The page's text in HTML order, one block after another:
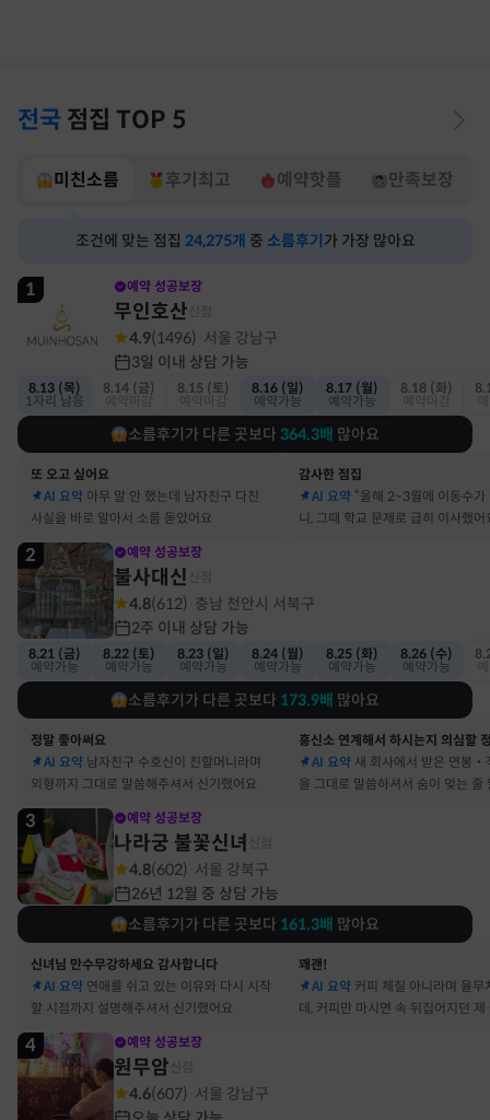
전국 점집 TOP 5
미친소름 후기최고 예약핫플 만족보장
조건에 맞는 점집 24,275개 중 소름후기 가 가장 많아요
1 예약 성공보장
무인호산
4.9(1496) 서울 강남구
3일 이내 상담 가능
8.13 (목)
1자리 남음
8.14 (금)
8.15 (토)
8.16 (일)
예약가능
8.17 (월)
예약가능
8.18 (화)
소름후기가 다른 곳보다 364.3배 많아요
또 오고 싶어요
AI 요약 아무 말 안 했는데 남자친구 다친
사실을 바로 알아서 소름 돋았어요
감사한 점집
AI 요약 “올해 2~3월에 이동수가
니, 그때 학교 문제로 급히 이사했어
2 예약 성공보장
불사대신
4.8(612) 충남 천안시 서북구
2주 이내 상담 가능
8.21 (금)
예약가능
8.22 (토)
예약가능
8.23 (일)
예약가능
8.24 (월)
예약가능
8.25 (화)
예약가능
8.26 (수)
예약가능
소름후기가 다른 곳보다 173.9배 많아요
정말 좋아써요
AI 요약 남자친구 수호신이 친할머니라며
외형까지 그대로 말씀해주셔서 신기했어요
AI 요약 새 회사에서 받은 연봉‧
을 그대로 말씀하셔서 숨이 멎는 줄
3 예약 성공보장
나라궁 불꽃신녀
4.8(602) 서울 강북구
26년 12월 중 상담 가능
소름후기가 다른 곳보다 161.3배 많아요
신녀님 만수무강하세요 감사합니다
AI 요약 연애를 쉬고 있는 이유와 다시 시작
할 시점까지 설명해주셔서 신기했어요
꽤괜!
AI 요약 커피 체질 아니라며 율무
데, 커피만 마시면 속 뒤집어지던 제
4 예약 성공보장
원무암
4.6(607) 서울 강남구